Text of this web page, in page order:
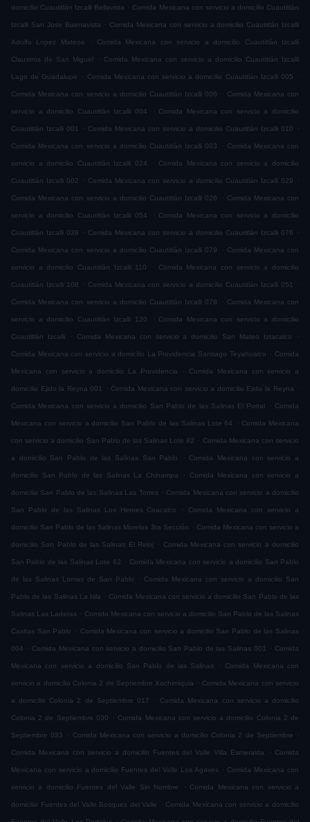
domicilio Cuautitlán Izcalli Bellavista . Comida Mexicana con servicio a domicilio Cuautitlán
Izcalli San Jose Buenavista . Comida Mexicana con servicio a domicilio Cuautitlán Izcalli
Adolfo Lopez Mateos . Comida Mexicana con servicio a domicilio Cuautitlán Izcalli
Claustros de San Miguel . Comida Mexicana con servicio a domicilio Cuautitlán Izcalli
Lago de Guadalupe . Comida Mexicana con servicio a domicilio Cuautitlán Izcalli 005 .
Comida Mexicana con servicio a domicilio Cuautitlán Izcalli 006 . Comida Mexicana con
servicio a domicilio Cuautitlán Izcalli 004 . Comida Mexicana con servicio a domicilio
Cuautitlán Izcalli 001 . Comida Mexicana con servicio a domicilio Cuautitlán Izcalli 010 .
Comida Mexicana con servicio a domicilio Cuautitlán Izcalli 003 . Comida Mexicana con
servicio a domicilio Cuautitlán Izcalli 024 . Comida Mexicana con servicio a domicilio
Cuautitlán Izcalli 002 . Comida Mexicana con servicio a domicilio Cuautitlán Izcalli 029 .
Comida Mexicana con servicio a domicilio Cuautitlán Izcalli 026 . Comida Mexicana con
servicio a domicilio Cuautitlán Izcalli 054 . Comida Mexicana con servicio a domicilio
Cuautitlán Izcalli 039 . Comida Mexicana con servicio a domicilio Cuautitlán Izcalli 076 .
Comida Mexicana con servicio a domicilio Cuautitlán Izcalli 079 . Comida Mexicana con
servicio a domicilio Cuautitlán Izcalli 110 . Comida Mexicana con servicio a domicilio
Cuautitlán Izcalli 108 . Comida Mexicana con servicio a domicilio Cuautitlán Izcalli 051 .
Comida Mexicana con servicio a domicilio Cuautitlán Izcalli 078 . Comida Mexicana con
servicio a domicilio Cuautitlán Izcalli 120 . Comida Mexicana con servicio a domicilio
Cuautitlán Izcalli . Comida Mexicana con servicio a domicilio San Mateo Iztacalco .
Comida Mexicana con servicio a domicilio La Providencia Santiago Teyahualco . Comida
Mexicana con servicio a domicilio La Providencia . Comida Mexicana con servicio a
domicilio Ejido la Reyna 001 . Comida Mexicana con servicio a domicilio Ejido la Reyna .
Comida Mexicana con servicio a domicilio San Pablo de las Salinas El Portal . Comida
Mexicana con servicio a domicilio San Pablo de las Salinas Lote 64 . Comida Mexicana
con servicio a domicilio San Pablo de las Salinas Lote 82 . Comida Mexicana con servicio
a domicilio San Pablo de las Salinas San Pablo . Comida Mexicana con servicio a
domicilio San Pablo de las Salinas La Chinampa . Comida Mexicana con servicio a
domicilio San Pablo de las Salinas Las Torres . Comida Mexicana con servicio a domicilio
San Pablo de las Salinas Los Heroes Coacalco . Comida Mexicana con servicio a
domicilio San Pablo de las Salinas Morelos 3ra Sección . Comida Mexicana con servicio a
domicilio San Pablo de las Salinas El Reloj . Comida Mexicana con servicio a domicilio
San Pablo de las Salinas Lote 62 . Comida Mexicana con servicio a domicilio San Pablo
de las Salinas Lomas de San Pablo . Comida Mexicana con servicio a domicilio San
Pablo de las Salinas La Isla . Comida Mexicana con servicio a domicilio San Pablo de las
Salinas Las Laderas . Comida Mexicana con servicio a domicilio San Pablo de las Salinas
Casitas San Pablo . Comida Mexicana con servicio a domicilio San Pablo de las Salinas
004 . Comida Mexicana con servicio a domicilio San Pablo de las Salinas 001 . Comida
Mexicana con servicio a domicilio San Pablo de las Salinas . Comida Mexicana con
servicio a domicilio Colonia 2 de Septiembre Xochimiquia . Comida Mexicana con servicio
a domicilio Colonia 2 de Septiembre 017 . Comida Mexicana con servicio a domicilio
Colonia 2 de Septiembre 030 . Comida Mexicana con servicio a domicilio Colonia 2 de
Septiembre 033 . Comida Mexicana con servicio a domicilio Colonia 2 de Septiembre .
Comida Mexicana con servicio a domicilio Fuentes del Valle Villa Esmeralda . Comida
Mexicana con servicio a domicilio Fuentes del Valle Los Agaves . Comida Mexicana con
servicio a domicilio Fuentes del Valle Sin Nombre . Comida Mexicana con servicio a
domicilio Fuentes del Valle Bosques del Valle . Comida Mexicana con servicio a domicilio
.